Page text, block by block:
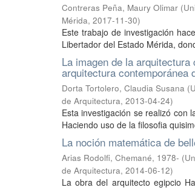
Contreras Peña, Maury Olimar (
Mérida, 2017-11-30)
Este trabajo de investigación
Libertador del Estado Mérida,
La imagen de la
arquitectura contemporánea
Dorta Tortolero, Claudia Susana (
de Arquitectura, 2013-04-24)
Esta investigación se realizó con
Haciendo uso de la filosofia
La noción matemática de
Arias Rodolfi, Chemané, 1978- (
de Arquitectura, 2014-06-12)
La obra del arquitecto egipcio